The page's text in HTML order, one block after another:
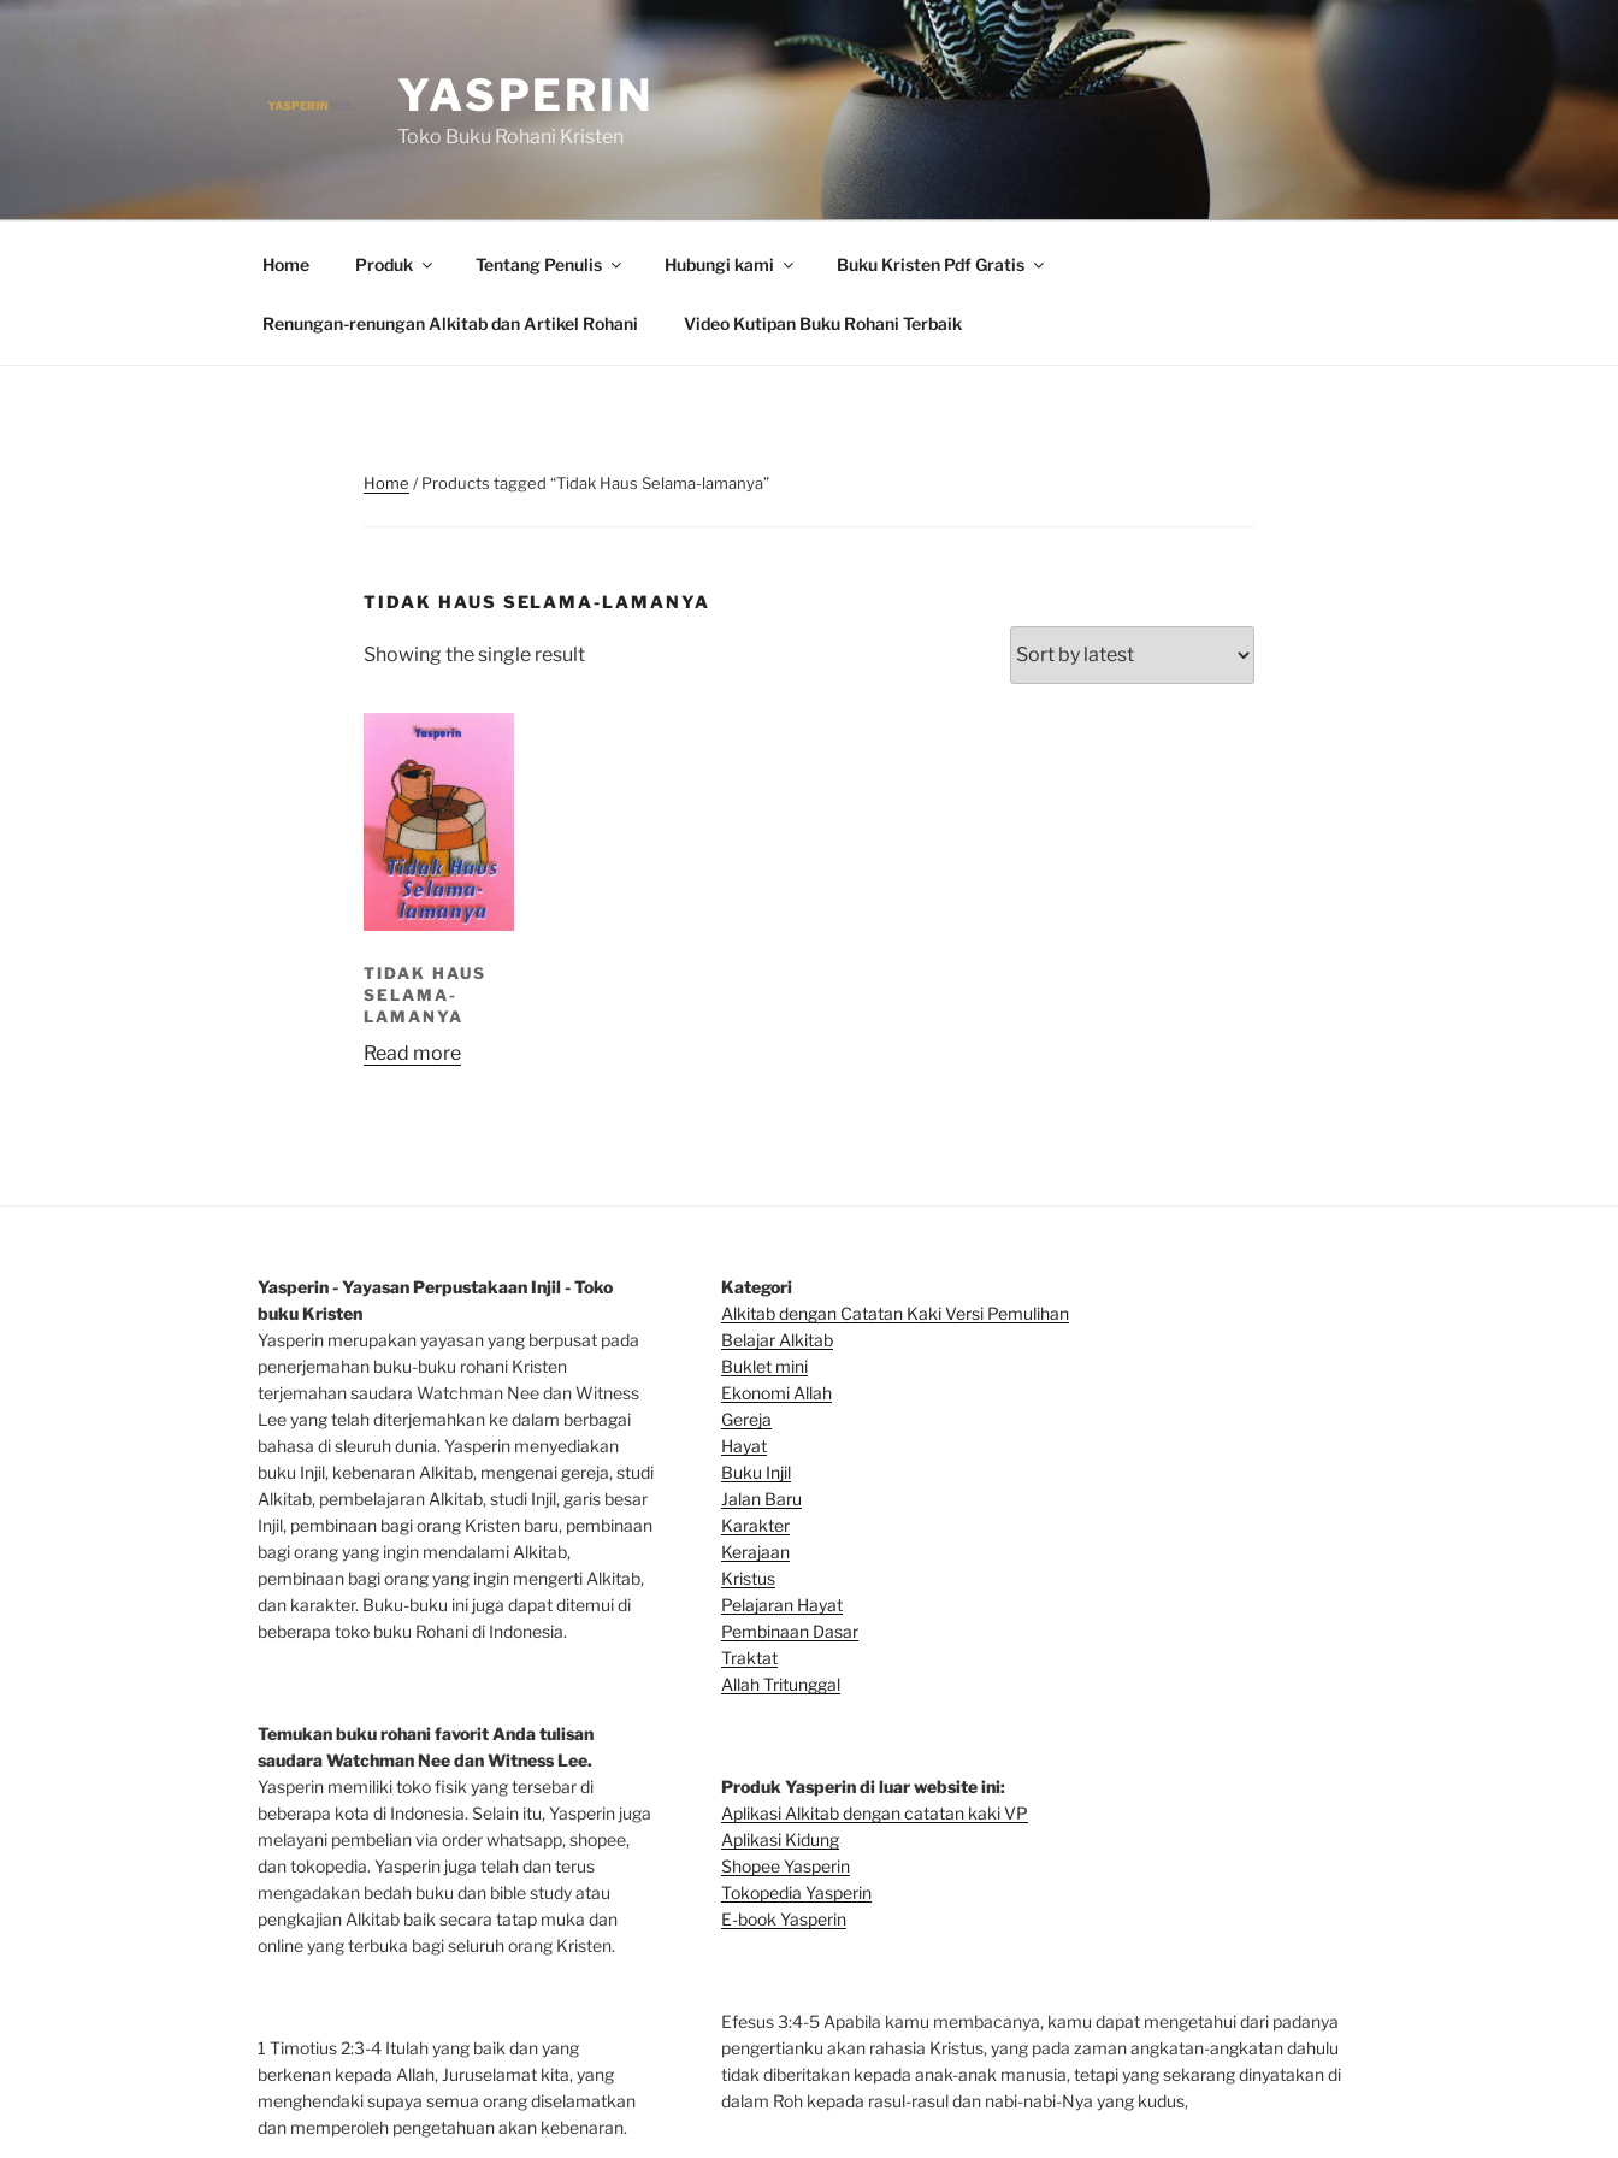
Skip
YASPERIN
Toko Buku Rohani Kristen
Home Produk Tentang Penulis Hubungi kami Buku Kristen Pdf Gratis
Renungan-renungan Alkitab dan Artikel Rohani Video Kutipan Buku Rohani Terbaik
Home / Products tagged “Tidak Haus Selama-lamanya”
TIDAK HAUS SELAMA-LAMANYA
Showing the single result
TIDAK HAUS
SELAMA-
LAMANYA
Read more
Yasperin - Yayasan Perpustakaan Injil - Toko
buku Kristen
Yasperin merupakan yayasan yang berpusat pada
penerjemahan buku-buku rohani Kristen
terjemahan saudara Watchman Nee dan Witness
Lee yang telah diterjemahkan ke dalam berbagai
bahasa di sleuruh dunia. Yasperin menyediakan
buku Injil, kebenaran Alkitab, mengenai gereja, studi
Alkitab, pembelajaran Alkitab, studi Injil, garis besar
Injil, pembinaan bagi orang Kristen baru, pembinaan
bagi orang yang ingin mendalami Alkitab,
pembinaan bagi orang yang ingin mengerti Alkitab,
dan karakter. Buku-buku ini juga dapat ditemui di
beberapa toko buku Rohani di Indonesia.
Temukan buku rohani favorit Anda tulisan
saudara Watchman Nee dan Witness Lee.
Yasperin memiliki toko fisik yang tersebar di
beberapa kota di Indonesia. Selain itu, Yasperin juga
melayani pembelian via order whatsapp, shopee,
dan tokopedia. Yasperin juga telah dan terus
mengadakan bedah buku dan bible study atau
pengkajian Alkitab baik secara tatap muka dan
online yang terbuka bagi seluruh orang Kristen.
1 Timotius 2:3-4 Itulah yang baik dan yang
berkenan kepada Allah, Juruselamat kita, yang
menghendaki supaya semua orang diselamatkan
dan memperoleh pengetahuan akan kebenaran.
Kategori
Alkitab dengan Catatan Kaki Versi Pemulihan
Belajar Alkitab
Buklet mini
Ekonomi Allah
Gereja
Hayat
Buku Injil
Jalan Baru
Karakter
Kerajaan
Kristus
Pelajaran Hayat
Pembinaan Dasar
Traktat
Allah Tritunggal
Produk Yasperin di luar website ini:
Aplikasi Alkitab dengan catatan kaki VP
Aplikasi Kidung
Shopee Yasperin
Tokopedia Yasperin
E-book Yasperin
Efesus 3:4-5 Apabila kamu membacanya, kamu dapat mengetahui dari padanya
pengertianku akan rahasia Kristus, yang pada zaman angkatan-angkatan dahulu
tidak diberitakan kepada anak-anak manusia, tetapi yang sekarang dinyatakan di
dalam Roh kepada rasul-rasul dan nabi-nabi-Nya yang kudus,